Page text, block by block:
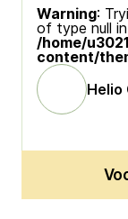
Warning:
of type null in
/home/
content/
Helio